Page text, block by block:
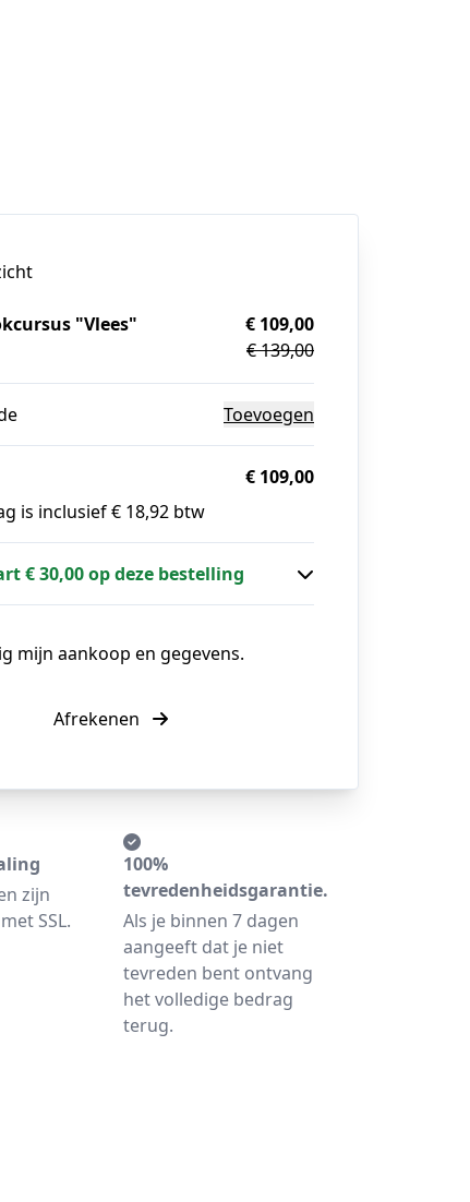
"Vlees"
€ 109,00
€ 139,00
Toevoegen
€ 109,00
is inclusief € 18,92 btw
€ 30,00 op deze bestelling
mijn aankoop en gegevens.
Afrekenen
zijn
SSL.
100%
tevredenheidsgarantie.
Als je binnen 7 dagen
aangeeft dat je niet
tevreden bent ontvang
het volledige bedrag
terug.